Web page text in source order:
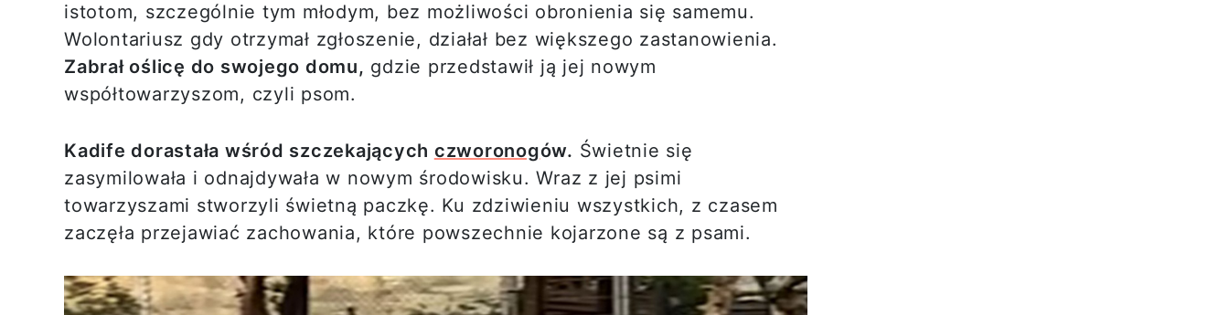
istotom, szczególnie tym młodym, bez możliwości obronienia się samemu.
Wolontariusz gdy otrzymał zgłoszenie, działał bez większego zastanowienia.
Zabrał oślicę do swojego domu, gdzie przedstawił ją jej nowym
współtowarzyszom, czyli psom.
Kadife dorastała wśród szczekających czworonogów. Świetnie się
zasymilowała i odnajdywała w nowym środowisku. Wraz z jej psimi
towarzyszami stworzyli świetną paczkę. Ku zdziwieniu wszystkich, z czasem
zaczęła przejawiać zachowania, które powszechnie kojarzone są z psami.